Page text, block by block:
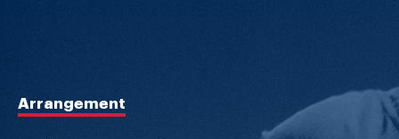
Arrangement